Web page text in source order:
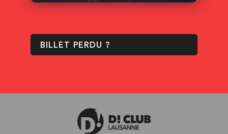
BILLET PERDU ?